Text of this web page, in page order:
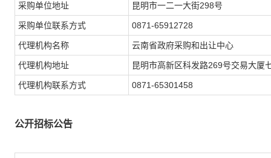
采购单位地址 昆明市一二一大街298号
采购单位联系方式 0871-65912728
代理机构名称 云南省政府采购和出让中心
代理机构地址 昆明市高新区科发路269号交易大厦
代理机构联系方式 0871-65301458
公开招标公告